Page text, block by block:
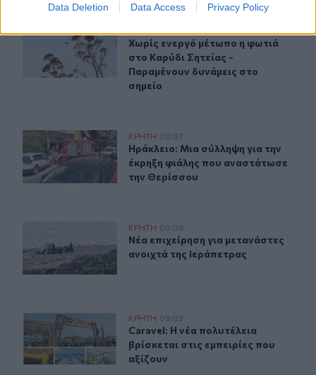
Data Deletion Data Access Privacy Policy
Χωρίς ενεργό μέτωπο η φωτιά στο Καρύδι Σητείας -
Χωρίς ενεργό μέτωπο η φωτιά στο
Χωρίς ενεργό μέτωπο η φωτιά
στο Καρύδι Σητείας -
Παραμένουν δυνάμεις στο
σημείο
Ηράκλειο: Μια σύλληψη για την έκρηξη φιάλης που
ΚΡΗΤΗ 09:07
Ηράκλειο: Μια σύλληψη για την
Ηράκλειο: Μια σύλληψη για την
έκρηξη φιάλης που αναστάτωσε
την Θερίσσου
Νέα επιχείρηση για μετανάστες ανοιχτά της Ιεράπετρας
ΚΡΗΤΗ 09:06
Νέα επιχείρηση για μετανάστες
Νέα επιχείρηση για μετανάστες
ανοιχτά της Ιεράπετρας
Caravel: Η νέα πολυτέλεια βρίσκεται στις εμπειρίες που
ΚΡΗΤΗ 09:03
Caravel: Η νέα πολυτέλεια
Caravel: Η νέα πολυτέλεια
βρίσκεται στις εμπειρίες που
αξίζουν